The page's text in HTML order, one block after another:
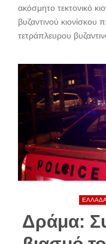
ακόσμητο τεκτονικό
βυζαντινού κιονίσκου
τετράπλευρου
ΕΛΛΑΔΑ
Δράμα: